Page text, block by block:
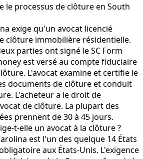
le processus de clôture en South
exige qu'un avocat licencié
clôture immobilière résidentielle.
parties ont signé le SC Form
est versé au compte fiduciaire
L'avocat examine et certifie le
documents de clôture et conduit
L'acheteur a le droit de
de clôture. La plupart des
prennent de 30 à 45 jours.
t-elle un avocat à la clôture ?
est l'un des quelque 14 États
aux États-Unis. L'exigence